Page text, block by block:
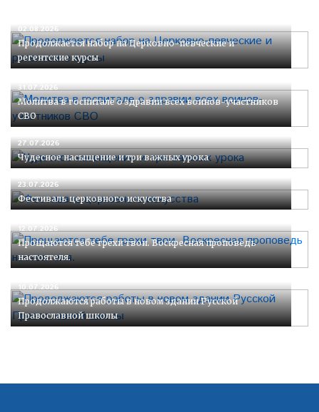
02.08.2026
Продолжается набор на Церковно-певческие и
регентские курсы
31.07.2026
Молитва в госпитале о здравии всех воинов-участников
СВО
27.07.2026
Чудесное насыщение и три важных урока
23.07.2026
Фестиваль церковного искусства
12.07.2026
Прощаются тебе грехи твои. Воскресная проповедь
настоятеля.
10.07.2026
Продолжаются работы в новом здании Русской
Православной школы